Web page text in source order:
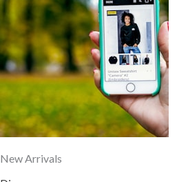
New Arrivals